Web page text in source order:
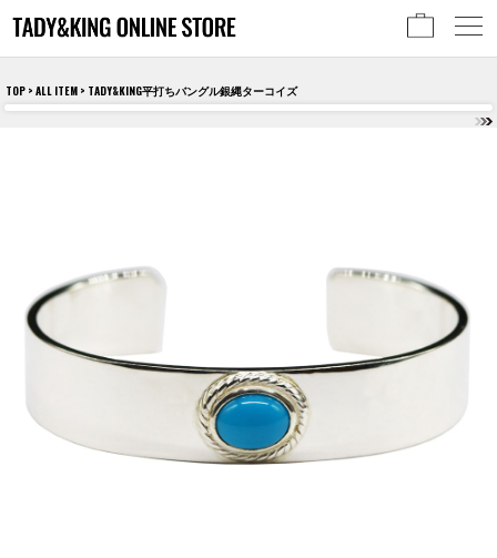
TOP > ALL ITEM > TADY&KING平打ちバングル銀縄ターコイズ